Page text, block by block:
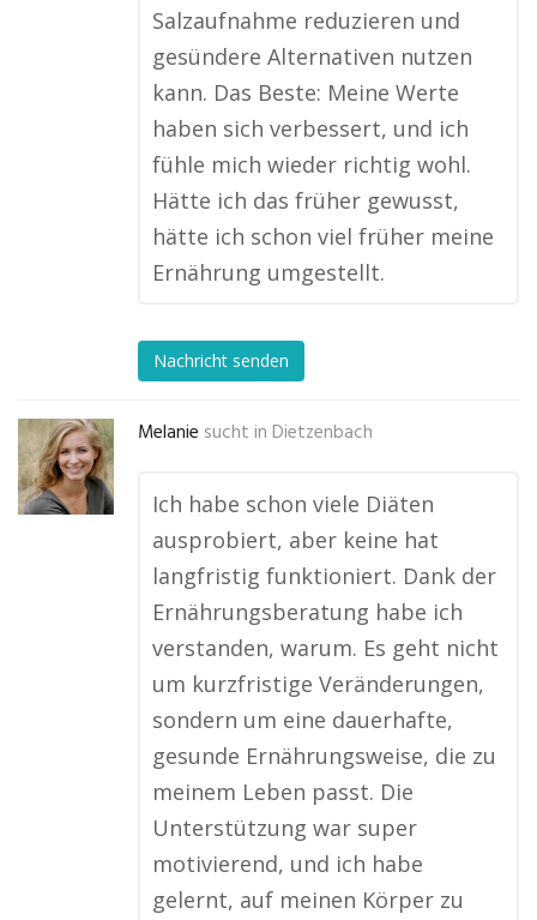
Salzaufnahme reduzieren und
gesündere Alternativen nutzen
kann. Das Beste: Meine Werte
haben sich verbessert, und ich
fühle mich wieder richtig wohl.
Hätte ich das früher gewusst,
hätte ich schon viel früher meine
Ernährung umgestellt.
Nachricht senden
Melanie sucht in Dietzenbach
Ich habe schon viele Diäten
ausprobiert, aber keine hat
langfristig funktioniert. Dank der
Ernährungsberatung habe ich
verstanden, warum. Es geht nicht
um kurzfristige Veränderungen,
sondern um eine dauerhafte,
gesunde Ernährungsweise, die zu
meinem Leben passt. Die
Unterstützung war super
motivierend, und ich habe
gelernt, auf meinen Körper zu